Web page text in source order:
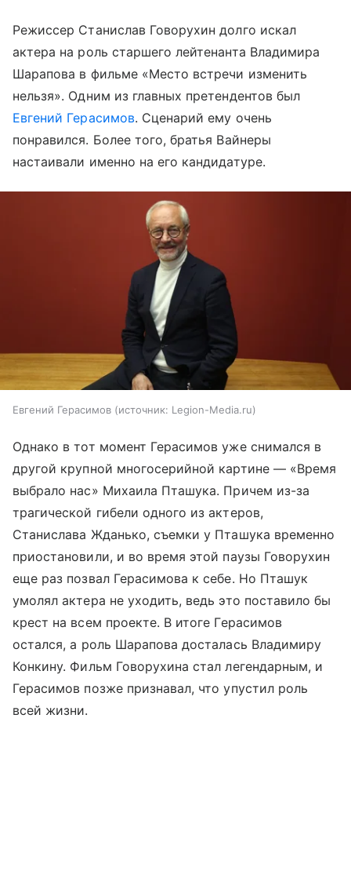
Режиссер Станислав Говорухин долго искал
актера на роль старшего лейтенанта Владимира
Шарапова в фильме «Место встречи изменить
нельзя». Одним из главных претендентов был
Евгений Герасимов. Сценарий ему очень
понравился. Более того, братья Вайнеры
настаивали именно на его кандидатуре.
Евгений Герасимов источник: Legion-Media.ru
Однако в тот момент Герасимов уже снимался в
другой крупной многосерийной картине — «Время
выбрало нас» Михаила Пташука. Причем из-за
трагической гибели одного из актеров,
Станислава Жданько, съемки у Пташука временно
приостановили, и во время этой паузы Говорухин
еще раз позвал Герасимова к себе. Но Пташук
умолял актера не уходить, ведь это поставило бы
крест на всем проекте. В итоге Герасимов
остался, а роль Шарапова досталась Владимиру
Конкину. Фильм Говорухина стал легендарным, и
Герасимов позже признавал, что упустил роль
всей жизни.